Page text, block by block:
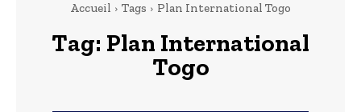
Accueil Tags Plan International Togo
Tag: Plan International
Togo